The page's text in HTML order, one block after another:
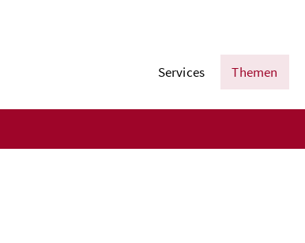
Services Themen